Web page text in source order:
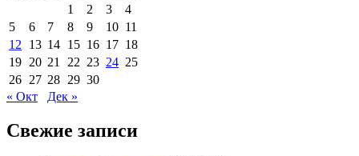
1
2 3
4
5
6 7 8 9 10 11
12
13 14 15 16 17 18
19 20 21 22 23 24 25
26 27 28 29 30
« Окт
Дек »
Свежие записи